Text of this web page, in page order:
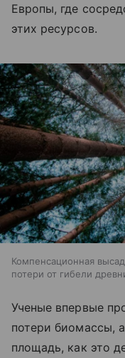
Европы, где
этих ресурсов.
Компенсационная
потери от гибели
Ученые впервые
потери биомассы,
площадь, как это